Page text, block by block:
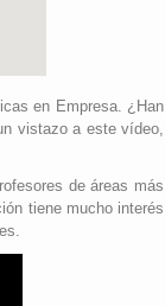
en Empresa. ¿Han
vistazo a este vídeo,
de áreas más
tiene mucho interés